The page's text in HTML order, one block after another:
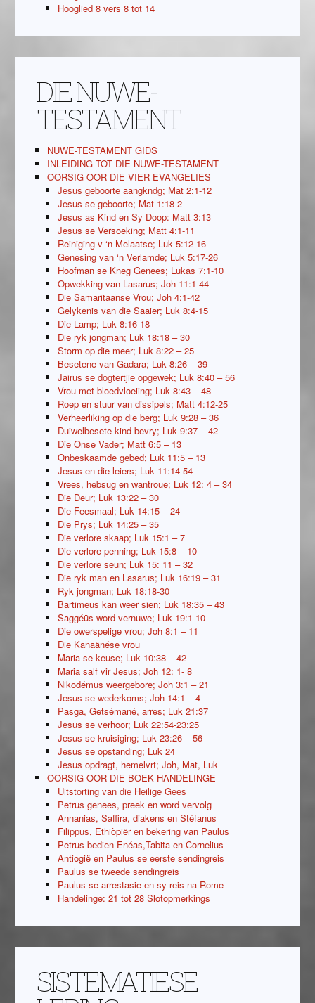
Hooglied 8 vers 8 tot 14
DIE NUWE-
TESTAMENT
NUWE-TESTAMENT GIDS
INLEIDING TOT DIE NUWE-TESTAMENT
OORSIG OOR DIE VIER EVANGELIES
Jesus geboorte aangkndg; Mat 2:1-12
Jesus se geboorte; Mat 1:18-2
Jesus as Kind en Sy Doop: Matt 3:13
Jesus se Versoeking; Matt 4:1-11
Reiniging v ‘n Melaatse; Luk 5:12-16
Genesing van ‘n Verlamde; Luk 5:17-26
Hoofman se Kneg Genees; Lukas 7:1-10
Opwekking van Lasarus; Joh 11:1-44
Die Samaritaanse Vrou; Joh 4:1-42
Gelykenis van die Saaier; Luk 8:4-15
Die Lamp; Luk 8:16-18
Die ryk jongman; Luk 18:18 – 30
Storm op die meer; Luk 8:22 – 25
Besetene van Gadara; Luk 8:26 – 39
Jairus se dogtertjie opgewek; Luk 8:40 – 56
Vrou met bloedvloeiing; Luk 8:43 – 48
Roep en stuur van dissipels; Matt 4:12-25
Verheerliking op die berg; Luk 9:28 – 36
Duiwelbesete kind bevry; Luk 9:37 – 42
Die Onse Vader; Matt 6:5 – 13
Onbeskaamde gebed; Luk 11:5 – 13
Jesus en die leiers; Luk 11:14-54
Vrees, hebsug en wantroue; Luk 12: 4 – 34
Die Deur; Luk 13:22 – 30
Die Feesmaal; Luk 14:15 – 24
Die Prys; Luk 14:25 – 35
Die verlore skaap; Luk 15:1 – 7
Die verlore penning; Luk 15:8 – 10
Die verlore seun; Luk 15: 11 – 32
Die ryk man en Lasarus; Luk 16:19 – 31
Ryk jongman; Luk 18:18-30
Bartimeus kan weer sien; Luk 18:35 – 43
Saggéüs word vernuwe; Luk 19:1-10
Die owerspelige vrou; Joh 8:1 – 11
Die Kanaänése vrou
Maria se keuse; Luk 10:38 – 42
Maria salf vir Jesus; Joh 12: 1- 8
Nikodémus weergebore; Joh 3:1 – 21
Jesus se wederkoms; Joh 14:1 – 4
Pasga, Getsémané, arres; Luk 21:37
Jesus se verhoor; Luk 22:54-23:25
Jesus se kruisiging; Luk 23:26 – 56
Jesus se opstanding; Luk 24
Jesus opdragt, hemelvrt; Joh, Mat, Luk
OORSIG OOR DIE BOEK HANDELINGE
Uitstorting van die Heilige Gees
Petrus genees, preek en word vervolg
Annanias, Saffira, diakens en Stéfanus
Filippus, Ethiòpiër en bekering van Paulus
Petrus bedien Enéas,Tabita en Cornelius
Antiogië en Paulus se eerste sendingreis
Paulus se tweede sendingreis
Paulus se arrestasie en sy reis na Rome
Handelinge: 21 tot 28 Slotopmerkings
SISTEMATIESE